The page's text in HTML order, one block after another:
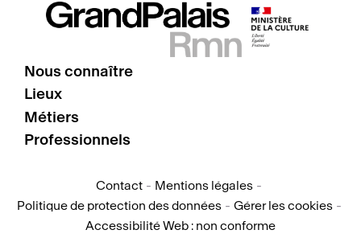
https://
Pied
de
page
Nous connaître
Lieux
Métiers
Professionnels
Pied
Contact
Mentions légales
Politique de protection des données
Gérer les cookies
Accessibilité Web : non conforme